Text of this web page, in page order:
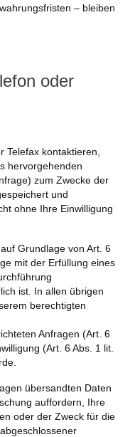
– bleiben
oder
Telefax kontaktieren,
hervorgehenden
zum Zwecke der
und
ohne Ihre Einwilligung
Grundlage von Art. 6
mit der Erfüllung eines
ist. In allen übrigen
berechtigten
Anfragen (Art. 6
(Art. 6 Abs. 1 lit.
übersandten Daten
auffordern, Ihre
oder der Zweck für die